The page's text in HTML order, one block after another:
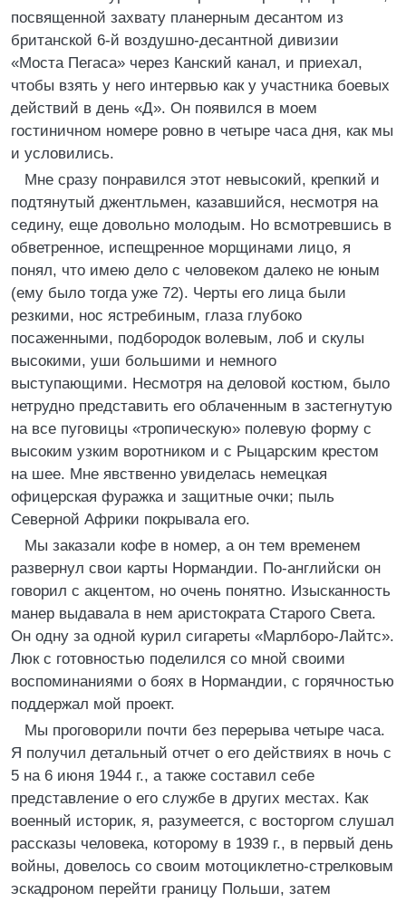
посвященной захвату планерным десантом из
британской 6-й воздушно-десантной дивизии
«Моста Пегаса» через Канский канал, и приехал,
чтобы взять у него интервью как у участника боевых
действий в день «Д». Он появился в моем
гостиничном номере ровно в четыре часа дня, как мы
и условились.
Мне сразу понравился этот невысокий, крепкий и
подтянутый джентльмен, казавшийся, несмотря на
седину, еще довольно молодым. Но всмотревшись в
обветренное, испещренное морщинами лицо, я
понял, что имею дело с человеком далеко не юным
(ему было тогда уже 72). Черты его лица были
резкими, нос ястребиным, глаза глубоко
посаженными, подбородок волевым, лоб и скулы
высокими, уши большими и немного
выступающими. Несмотря на деловой костюм, было
нетрудно представить его облаченным в застегнутую
на все пуговицы «тропическую» полевую форму с
высоким узким воротником и с Рыцарским крестом
на шее. Мне явственно увиделась немецкая
офицерская фуражка и защитные очки; пыль
Северной Африки покрывала его.
Мы заказали кофе в номер, а он тем временем
развернул свои карты Нормандии. По-английски он
говорил с акцентом, но очень понятно. Изысканность
манер выдавала в нем аристократа Старого Света.
Он одну за одной курил сигареты «Марлборо-Лайтс».
Люк с готовностью поделился со мной своими
воспоминаниями о боях в Нормандии, с горячностью
поддержал мой проект.
Мы проговорили почти без перерыва четыре часа.
Я получил детальный отчет о его действиях в ночь с
5 на 6 июня 1944 г., а также составил себе
представление о его службе в других местах. Как
военный историк, я, разумеется, с восторгом слушал
рассказы человека, которому в 1939 г., в первый день
войны, довелось со своим мотоциклетно-стрелковым
эскадроном перейти границу Польши, затем